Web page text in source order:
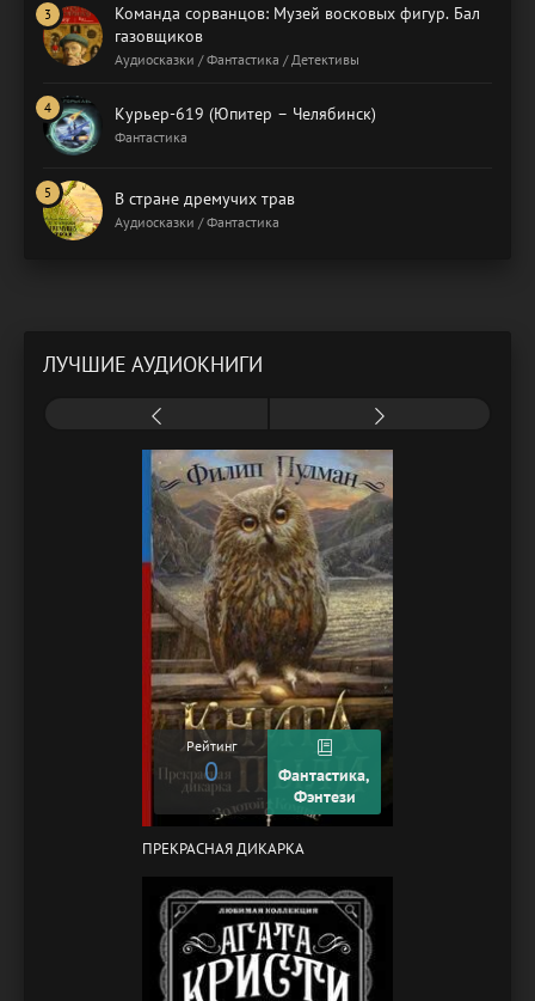
Команда сорванцов: Музей восковых фигур. Бал
газовщиков
Аудиосказки / Фантастика / Детективы
Курьер-619 (Юпитер – Челябинск)
Фантастика
В стране дремучих трав
Аудиосказки / Фантастика
ЛУЧШИЕ АУДИОКНИГИ
Рейтинг
0
Фантастика,
Фэнтези
ПРЕКРАСНАЯ ДИКАРКА